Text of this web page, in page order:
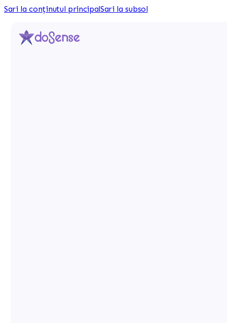
Sari la conținutul principalSari la subsol